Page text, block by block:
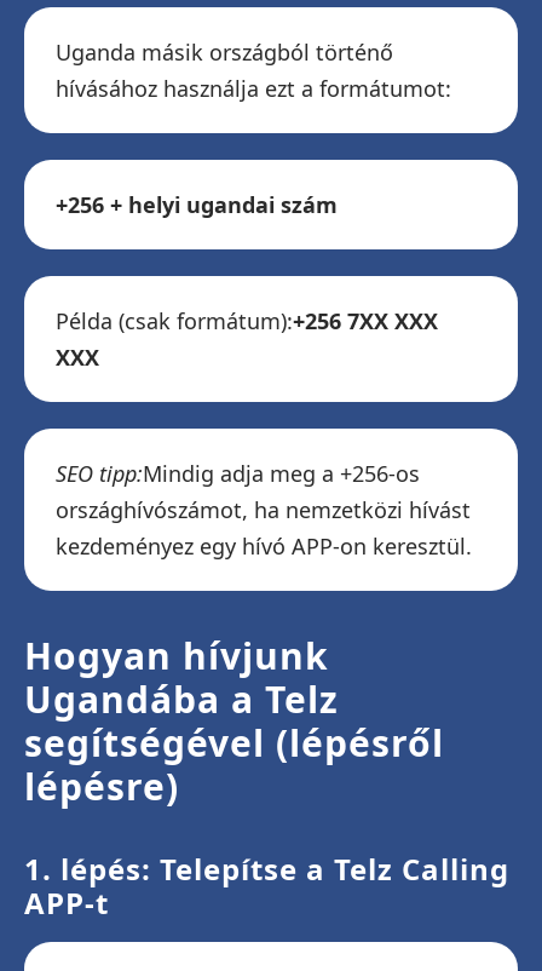
Uganda másik országból történő
hívásához használja ezt a formátumot:
+256 + helyi ugandai szám
Példa (csak formátum):+256 7XX XXX
XXX
SEO tipp:Mindig adja meg a +256-os
országhívószámot, ha nemzetközi hívást
kezdeményez egy hívó APP-on keresztül.
Hogyan hívjunk
Ugandába a Telz
segítségével (lépésről
lépésre)
1. lépés: Telepítse a Telz Calling
APP-t